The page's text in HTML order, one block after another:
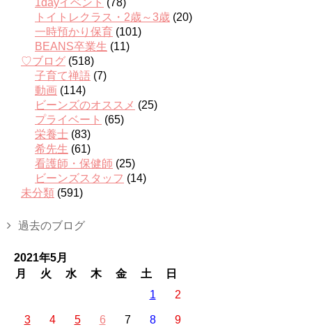
1dayイベント (78)
トイトレクラス・2歳～3歳 (20)
一時預かり保育 (101)
BEANS卒業生 (11)
♡ブログ (518)
子育て禅語 (7)
動画 (114)
ビーンズのオススメ (25)
プライベート (65)
栄養士 (83)
希先生 (61)
看護師・保健師 (25)
ビーンズスタッフ (14)
未分類 (591)
過去のブログ
2021年5月
月
火 水 木 金 土
日
1
2
3 4 5 6 7 8 9